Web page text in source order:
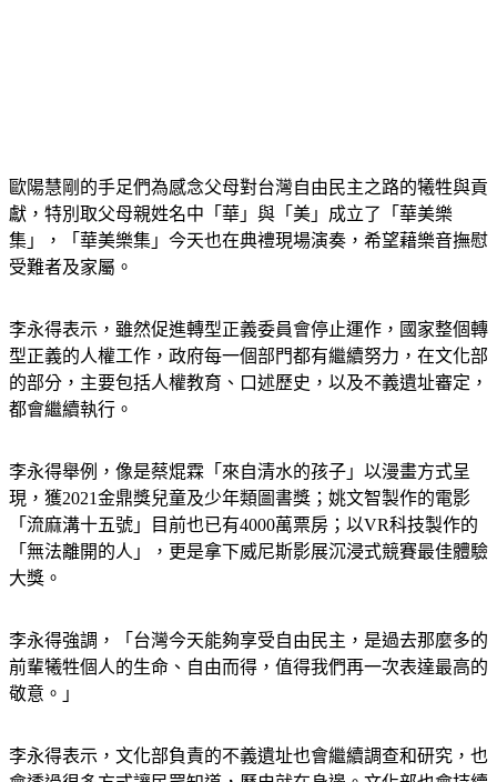
歐陽慧剛的手足們為感念父母對台灣自由民主之路的犧牲與貢
獻，特別取父母親姓名中「華」與「美」成立了「華美樂
集」，「華美樂集」今天也在典禮現場演奏，希望藉樂音撫慰
受難者及家屬。
李永得表示，雖然促進轉型正義委員會停止運作，國家整個轉
型正義的人權工作，政府每一個部門都有繼續努力，在文化部
的部分，主要包括人權教育、口述歷史，以及不義遺址審定，
都會繼續執行。
李永得舉例，像是蔡焜霖「來自清水的孩子」以漫畫方式呈
現，獲2021金鼎獎兒童及少年類圖書獎；姚文智製作的電影
「流麻溝十五號」目前也已有4000萬票房；以VR科技製作的
「無法離開的人」，更是拿下威尼斯影展沉浸式競賽最佳體驗
大獎。
李永得強調，「台灣今天能夠享受自由民主，是過去那麼多的
前輩犧牲個人的生命、自由而得，值得我們再一次表達最高的
敬意。」
李永得表示，文化部負責的不義遺址也會繼續調查和研究，也